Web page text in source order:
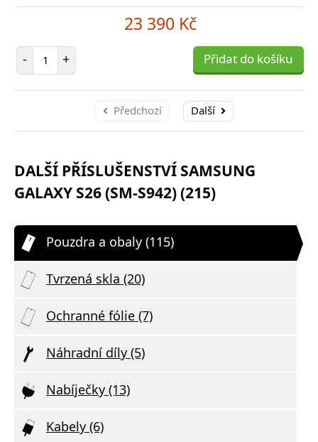
23 390 Kč
- Počet položek
+ Přidat do košíku
Předchozí Další
DALŠÍ PŘÍSLUŠENSTVÍ SAMSUNG
GALAXY S26 (SM-S942) (215)
Pouzdra a obaly (115)
Tvrzená skla (20)
Ochranné fólie (7)
Náhradní díly (5)
Nabíječky (13)
Kabely (6)